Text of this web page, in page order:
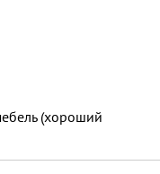
(хороший